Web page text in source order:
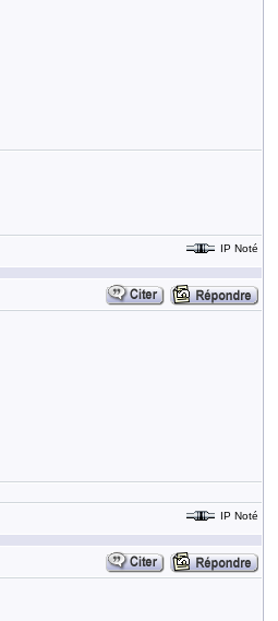
IP Noté
IP Noté